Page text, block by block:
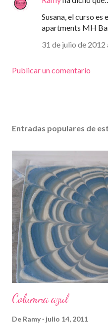
Susana, el curso es
apartments MH
31 de julio de 2012
Publicar un comentario
Entradas populares de
Columna azul
De Ramy julio 14, 2011